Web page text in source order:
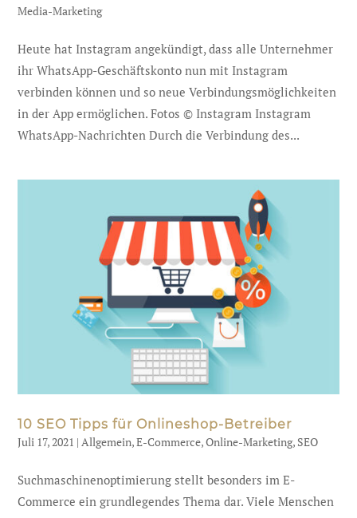
Media-Marketing
Heute hat Instagram angekündigt, dass alle Unternehmer
ihr WhatsApp-Geschäftskonto nun mit Instagram
verbinden können und so neue Verbindungsmöglichkeiten
in der App ermöglichen. Fotos © Instagram Instagram
WhatsApp-Nachrichten Durch die Verbindung des...
10 SEO Tipps für Onlineshop-Betreiber
Juli 17, 2021 |Allgemein,E-Commerce,Online-Marketing, SEO
Suchmaschinenoptimierung stellt besonders im E-
Commerce ein grundlegendes Thema dar. Viele Menschen